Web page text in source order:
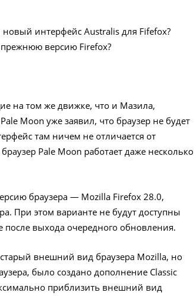
интерфейс Australis для Fifefox?
прежнюю версию Firefox?
на том же движке, что и Мазила,
Moon уже заявил, что браузер не будет
там ничем не отличается от
Pale Moon работает даже несколько
браузера — Mozilla Firefox 28.0,
При этом варианте не будут доступны
выхода очередного обновления.
внешний вид браузера Mozilla, но
было создано дополнение Classic
приблизить внешний вид